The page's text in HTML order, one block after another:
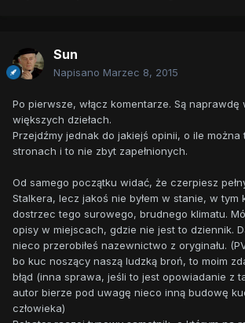
Sun
Napisano Marzec 8, 2015
Po pierwsze, włącz komentarze. Są
większych dziełach.
Przejdźmy jednak do jakiejś opinii, o ile można
stronach i to nie zbyt zapełnionych.
Od samego początku widać, że czerpiesz
Stalkera, lecz jakoś nie byłem w stanie, w tym
dostrzec tego surowego, brudnego klimatu.
opisy w miejscach, gdzie nie jest to dziennik.
nieco przerobiłeś nazewnictwo z oryginału.
bo kuc noszący naszą ludzką broń, to moim
błąd (inna sprawa, jeśli to jest opowiadanie z
autor bierze pod uwagę nieco inną budowę
człowieka)